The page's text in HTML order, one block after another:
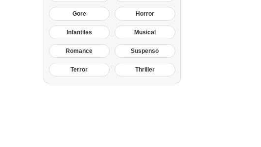
Gore Horror
Infantiles Musical
Romance Suspenso
Terror Thriller